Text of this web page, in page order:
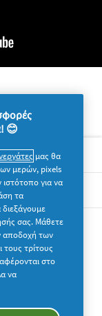
😊
μας θα
μερών, pixels
για να
τα
διεξάγουμε
σας. Μάθετε
αποδοχή των
τρίτους
στο
να